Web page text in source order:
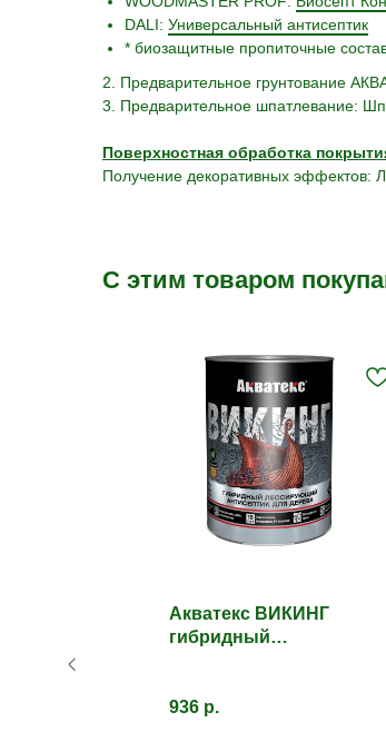
DALI: Универсальный антисептик
* биозащитные пропиточные
2. Предварительное грунтование
3. Предварительное шпатлевание:
Поверхностная обработка
Получение декоративных эффектов:
С этим товаром
Акватекс ВИКИНГ
гибридный
дерева.
936 р.